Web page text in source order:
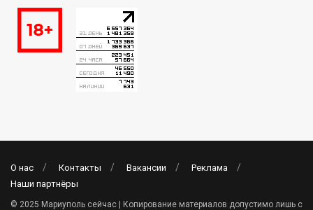
О нас Контакты Вакансии
Реклама
Наши партнёры
© 2025 Мариуполь сейчас | Копирование материалов допустимо лишь с